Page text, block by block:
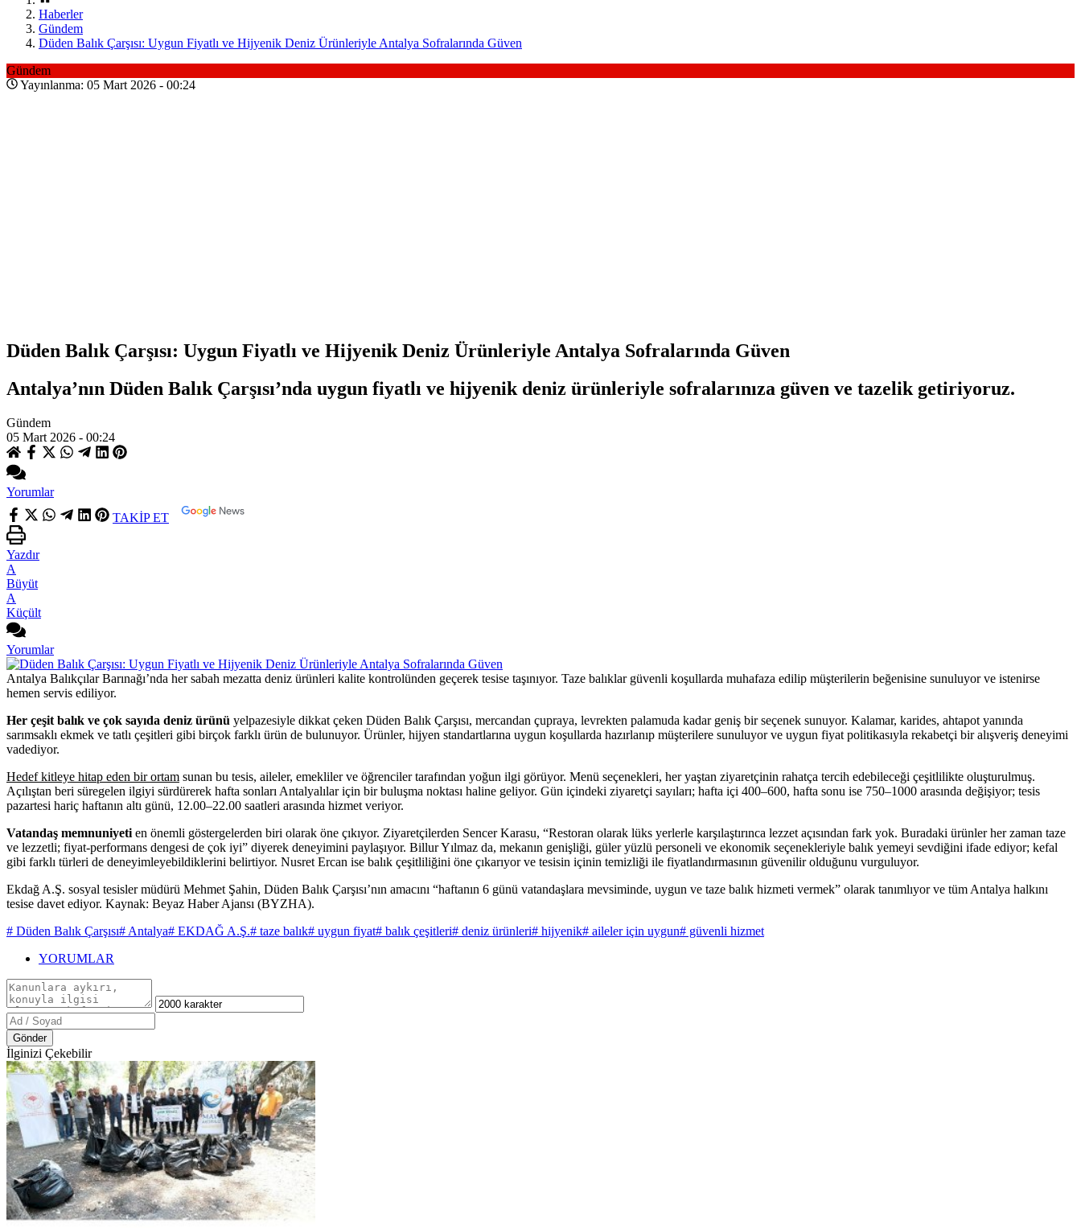
Haberler
Gündem
Düden Balık Çarşısı: Uygun Fiyatlı ve Hijyenik Deniz Ürünleriyle Antalya Sofralarında Güven
Gündem
Yayınlanma: 05 Mart 2026 - 00:24
Düden Balık Çarşısı: Uygun Fiyatlı ve Hijyenik Deniz Ürünleriyle Antalya Sofralarında Güven
Antalya’nın Düden Balık Çarşısı’nda uygun fiyatlı ve hijyenik deniz ürünleriyle sofralarınıza güven ve tazelik getiriyoruz.
Gündem
05 Mart 2026 - 00:24
Yorumlar
TAKİP ET
Yazdır
A
Büyüt
A
Küçült
Yorumlar
Antalya Balıkçılar Barınağı’nda her sabah mezatta deniz ürünleri kalite kontrolünden geçerek tesise taşınıyor. Taze balıklar güvenli koşullarda muhafaza edilip müşterilerin beğenisine sunuluyor ve istenirse
hemen servis ediliyor.
Her çeşit balık ve çok sayıda deniz ürünü yelpazesiyle dikkat çeken Düden Balık Çarşısı, mercandan çupraya, levrekten palamuda kadar geniş bir seçenek sunuyor. Kalamar, karides, ahtapot yanında
sarımsaklı ekmek ve tatlı çeşitleri gibi birçok farklı ürün de bulunuyor. Ürünler, hijyen standartlarına uygun koşullarda hazırlanıp müşterilere sunuluyor ve uygun fiyat politikasıyla rekabetçi bir alışveriş deneyimi
vadediyor.
Hedef kitleye hitap eden bir ortam sunan bu tesis, aileler, emekliler ve öğrenciler tarafından yoğun ilgi görüyor. Menü seçenekleri, her yaştan ziyaretçinin rahatça tercih edebileceği çeşitlilikte oluşturulmuş.
Açılıştan beri süregelen ilgiyi sürdürerek hafta sonları Antalyalılar için bir buluşma noktası haline geliyor. Gün içindeki ziyaretçi sayıları; hafta içi 400–600, hafta sonu ise 750–1000 arasında değişiyor; tesis
pazartesi hariç haftanın altı günü, 12.00–22.00 saatleri arasında hizmet veriyor.
Vatandaş memnuniyeti en önemli göstergelerden biri olarak öne çıkıyor. Ziyaretçilerden Sencer Karasu, “Restoran olarak lüks yerlerle karşılaştırınca lezzet açısından fark yok. Buradaki ürünler her zaman taze
ve lezzetli; fiyat-performans dengesi de çok iyi” diyerek deneyimini paylaşıyor. Billur Yılmaz da, mekanın genişliği, güler yüzlü personeli ve ekonomik seçenekleriyle balık yemeyi sevdiğini ifade ediyor; kefal
gibi farklı türleri de deneyimleyebildiklerini belirtiyor. Nusret Ercan ise balık çeşitliliğini öne çıkarıyor ve tesisin içinin temizliği ile fiyatlandırmasının güvenilir olduğunu vurguluyor.
Ekdağ A.Ş. sosyal tesisler müdürü Mehmet Şahin, Düden Balık Çarşısı’nın amacını “haftanın 6 günü vatandaşlara mevsiminde, uygun ve taze balık hizmeti vermek” olarak tanımlıyor ve tüm Antalya halkını
tesise davet ediyor. Kaynak: Beyaz Haber Ajansı (BYZHA).
# Düden Balık Çarşısı# Antalya# EKDAĞ A.Ş.# taze balık# uygun fiyat# balık çeşitleri# deniz ürünleri# hijyenik# aileler için uygun# güvenli hizmet
YORUMLAR
Gönder
İlginizi Çekebilir